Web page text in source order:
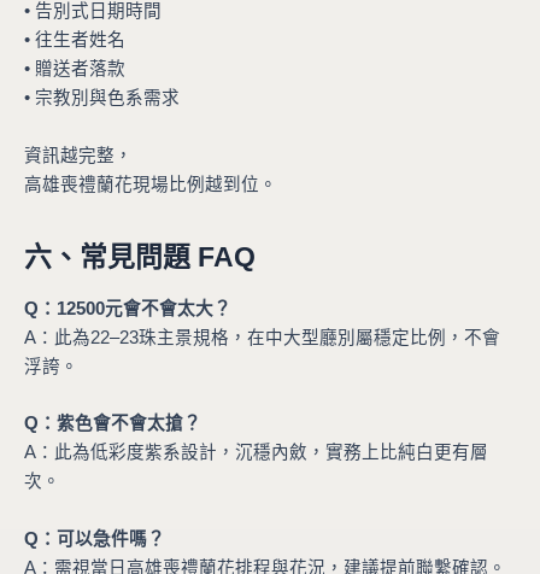
• 告別式日期時間
• 往生者姓名
• 贈送者落款
• 宗教別與色系需求
資訊越完整，
高雄喪禮蘭花現場比例越到位。
六、常見問題 FAQ
Q：12500元會不會太大？
A：此為22–23珠主景規格，在中大型廳別屬穩定比例，不會
浮誇。
Q：紫色會不會太搶？
A：此為低彩度紫系設計，沉穩內斂，實務上比純白更有層
次。
Q：可以急件嗎？
A：需視當日高雄喪禮蘭花排程與花況，建議提前聯繫確認。